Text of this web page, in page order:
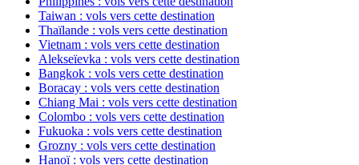
Taiwan : vols vers cette destination
Thaïlande : vols vers cette destination
Vietnam : vols vers cette destination
Alekseïevka : vols vers cette destination
Bangkok : vols vers cette destination
Boracay : vols vers cette destination
Chiang Mai : vols vers cette destination
Colombo : vols vers cette destination
Fukuoka : vols vers cette destination
Grozny : vols vers cette destination
Hanoï : vols vers cette destination